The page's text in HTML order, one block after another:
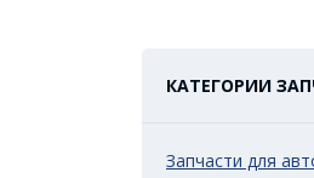
КАТЕГОРИИ
Запчасти для